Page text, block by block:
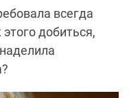
всегда
добиться,